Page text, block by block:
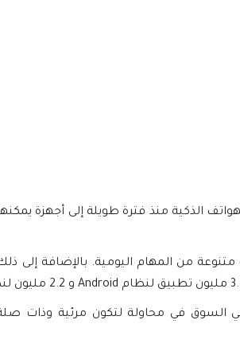
الذكية منذ فترة طويلة إلى أجهزة يمكنها
من المهام اليومية. بالإضافة إلى
السوق في محاولة لتكون مرئية وذات